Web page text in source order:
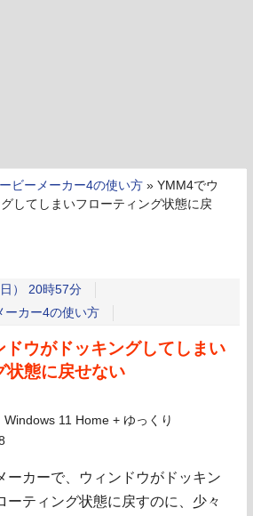
ビーメーカー4の使い方 » YMM4でウ
してしまいフローティング状態に戻
） 20時57分
ーカー4の使い方
ウがドッキングしてしまい
状態に戻せない
11 Home + ゆっくり
ーカーで、ウィンドウがドッキン
ーティング状態に戻すのに、少々